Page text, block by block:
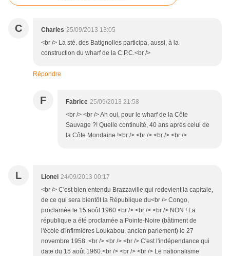
C Charles 25/09/2013 13:05
<br /> La sté. des Batignolles participa, aussi, à la
construction du wharf de la C.P.C.<br />
Répondre
F Fabrice 25/09/2013 21:58
<br /> <br /> Ah oui, pour le wharf de la Côte
Sauvage ?! Quelle continuité, 40 ans après celui de
la Côte Mondaine !<br /> <br /> <br /> <br />
L Lionel 24/09/2013 00:17
<br /> C'est bien entendu Brazzaville qui redevient la capitale,
de ce qui sera bientôt la République du<br /> Congo,
proclamée le 15 août 1960.<br /> <br /> <br /> NON ! La
république a été proclamée a Pointe-Noire (bâtiment de
l'école d'infirmières Loukabou, ancien parlement) le 27
novembre 1958. <br /> <br /> <br /> C'est l'indépendance qui
date du 15 août 1960.<br /> <br /> <br /> Le nationalisme